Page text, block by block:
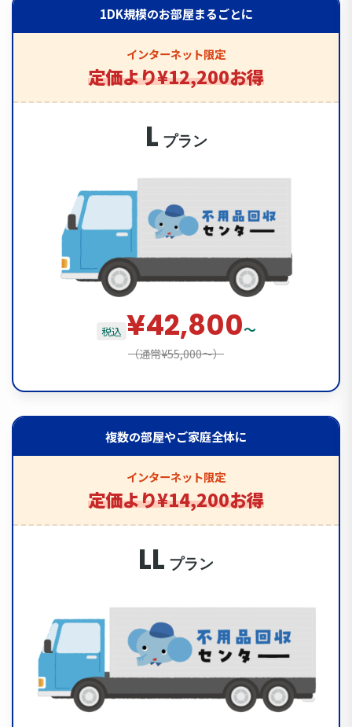
1DK規模のお部屋まるごとに
インターネット限定
定価より¥12,200お得
L プラン
税込 ¥42,800〜
（通常¥55,000〜）
複数の部屋やご家庭全体に
インターネット限定
定価より¥14,200お得
LL プラン